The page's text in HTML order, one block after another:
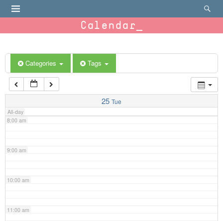
Calendar
Categories Tags
25 Tue
All-day
6:00 am
7:00 am
8:00 am
9:00 am
10:00 am
11:00 am